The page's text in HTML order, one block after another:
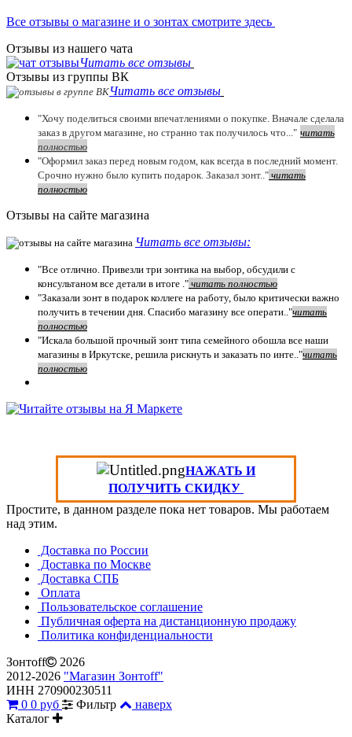
Все отзывы о магазине и о зонтах смотрите здесь
Отзывы из нашего чата
Читать все отзывы
Отзывы из группы ВК
Читать все отзывы
"Хочу поделиться своими впечатлениями о покупке. Вначале сделала
заказ в другом магазине, но странно так получилось что..." читать
полностью
"Оформил заказ перед новым годом, как всегда в последний момент.
Срочно нужно было купить подарок. Заказал зонт.." читать
полностью
Отзывы на сайте магазина
Читать все отзывы:
"Все отлично. Привезли три зонтика на выбор, обсудили с
консультаном все детали в итоге ." читать полностью
"Заказали зонт в подарок коллеге на работу, было критически важно
получить в течении дня. Спасибо магазину все операти.."читать
полностью
"Искала большой прочный зонт типа семейного обошла все наши
магазины в Иркутске, решила рискнуть и заказать по инте.."читать
полностью
НАЖАТЬ И
ПОЛУЧИТЬ СКИДКУ
Простите, в данном разделе пока нет товаров. Мы работаем
над этим.
Доставка по России
Доставка по Москве
Доставка СПБ
Оплата
Пользовательское соглашение
Публичная оферта на дистанционную продажу
Политика конфиденциальности
Зонтoff
2026
2012-2026 "Магазин Зонтoff"
ИНН 270900230511
0 0 руб Фильтр
наверх
Каталог